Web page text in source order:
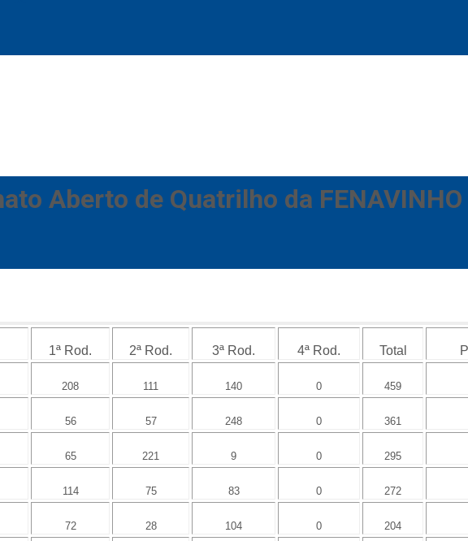
Aberto de Quatrilho da
1ª Rod. 2ª Rod. 3ª Rod. 4ª Rod. Total
208 111 140 0 459
56 57 248 0 361
65 221 9 0 295
114 75 83 0 272
72 28 104 0 204